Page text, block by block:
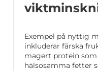
Exempel på nyttig
inkluderar färska
magert protein
hälsosamma fetter